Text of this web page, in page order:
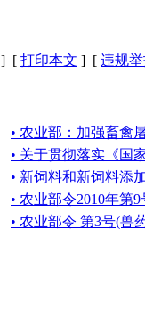
] [ 打印本文 ] [ 违规
• 农业部：加强畜禽
• 关于贯彻落实《国
• 新饲料和新饲料添
• 农业部令2010年第
• 农业部令 第3号(兽